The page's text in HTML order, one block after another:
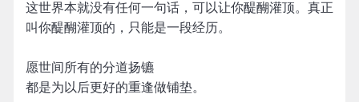
这世界本就没有任何一句话，可以让你醍醐灌顶。真正
叫你醍醐灌顶的，只能是一段经历。
愿世间所有的分道扬镳
都是为以后更好的重逢做铺垫。